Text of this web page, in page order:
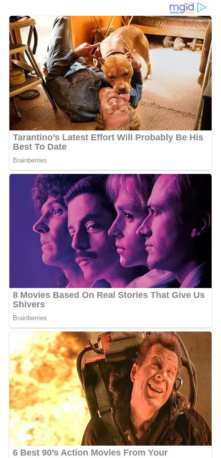
Pour ses nombreux admirateurs, cette nouvelle a été
accueillie avec beaucoup d’enthousiasme sur les réseaux
sociaux. En s’investissant dans ses études, le chanteur
montre une facette plus mature et réfléchie de sa
personnalité, loin des projecteurs. Ses soutiens saluent
unanimement ce choix de sécuriser son avenir
professionnel tout en continuant de porter sa vision
artistique qui a fait de lui « Le chouchou des nanas ».
Désormais titulaire de ce parchemin, l’artiste se tourne
vers l’avenir avec de nouvelles ambitions. Si cette étape
pas pour autant délaisser la musique ; au contraire, il
envisage d’intégrer les compétences acquises lors de sa
formation pour professionnaliser davantage sa gestion
de carrière et ses futurs projets culturels. Ce diplôme
est sans nul doute un atout majeur qui lui permettra de
naviguer avec plus d’aisance dans l’industrie musicale
gabonaise et internationale.
MOTS-CLÉS : UNE